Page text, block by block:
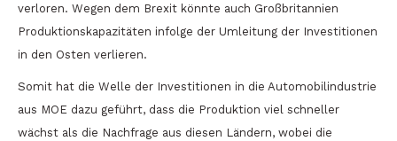
verloren. Wegen dem Brexit könnte auch Großbritannien
Produktionskapazitäten infolge der Umleitung der Investitionen
in den Osten verlieren.
Somit hat die Welle der Investitionen in die Automobilindustrie
aus MOE dazu geführt, dass die Produktion viel schneller
wächst als die Nachfrage aus diesen Ländern, wobei die